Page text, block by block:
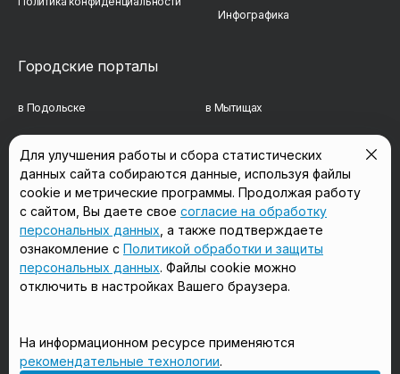
Инфографика
Городские порталы
в Подольске в Мытищах
в Сергиевом Посаде в Люберцах
в Красногорске в Королёве
в Домодедово в Щёлково
Мы в соцсетях
Для улучшения работы и сбора статистических
данных сайта собираются данные, используя файлы
cookie и метрические программы. Продолжая работу
с сайтом, Вы даете свое согласие на обработку
персональных данных , а также подтверждаете
ознакомление с Политикой обработки и защиты
персональных данных. Файлы cookie можно
отключить в настройках Вашего браузера.
На информационном ресурсе применяются
рекомендательные технологии.